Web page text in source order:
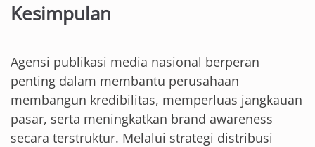
Kesimpulan
Agensi publikasi media nasional berperan
penting dalam membantu perusahaan
membangun kredibilitas, memperluas jangkauan
pasar, serta meningkatkan brand awareness
secara terstruktur. Melalui strategi distribusi